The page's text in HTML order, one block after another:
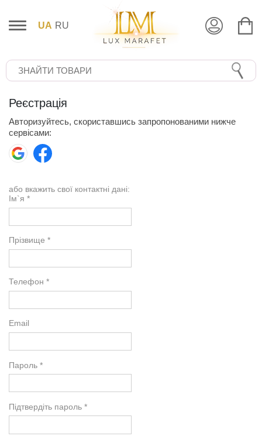
UA RU
Реєстрація
Авторизуйтесь, скориставшись запропонованими нижче
сервісами:
або вкажить свої контактні дані:
Ім`я *
Прізвище *
Телефон *
Email
Пароль *
Підтвердіть пароль *